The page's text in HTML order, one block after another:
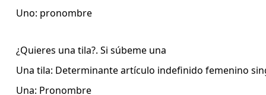
Uno: pronombre
¿Quieres una tila?. Si súbeme una
Una tila: Determinante artículo indefinido femenino
Una: Pronombre